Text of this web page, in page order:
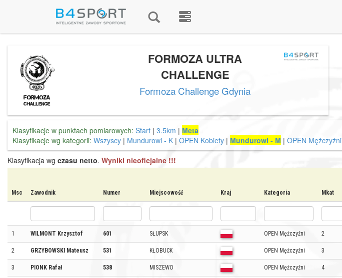
FORMOZA ULTRA
CHALLENGE
Formoza Challenge Gdynia
Klasyfikacje w punktach pomiarowych: Start | 3.5km | Meta
Klasyfikacje wg kategorii: Wszyscy | Mundurowi - K | OPEN Kobiety | Mundurowi - M | OPEN Mężczyźni
Klasyfikacja wg czasu netto. Wyniki nieoficjalne !!!
Msc Zawodnik Numer Miejscowość Kraj Kategoria Mkat
1 WILMONT Krzysztof 601 SŁUPSK OPEN Mężczyźni 2
2 GRZYBOWSKI Mateusz 531 KŁOBUCK OPEN Mężczyźni 3
3 PIONK Rafał 538 MISZEWO OPEN Mężczyźni 4